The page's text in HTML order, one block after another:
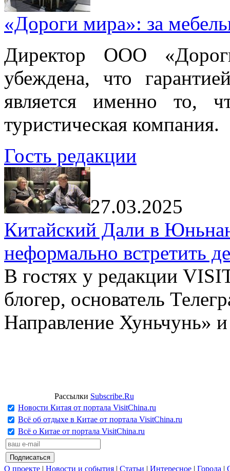
«Дороги мира»: за
Директор ООО
убеждена, что
является именно то,
туристическая компания.
Гость редакции
27.03.2025
Китайский Дали в
неформально встретить
В гостях у редакции
блогер, основатель
Направление Хуньчунь»
Рассылки Subscribe.Ru
Новости Китая от портала VisitChina.ru
Всё об отдыхе в Китае от портала VisitChina.ru
Всё о Китае от портала VisitChina.ru
О проекте | Новости и события | Статьи | Интересное | Города |